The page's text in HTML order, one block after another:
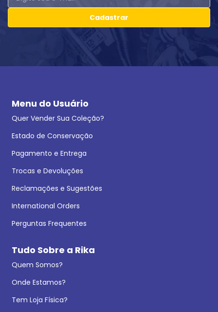
Cadastrar
Menu do Usuário
Quer Vender Sua Coleção?
Estado de Conservação
Pagamento e Entrega
Trocas e Devoluções
Reclamações e Sugestões
International Orders
Perguntas Frequentes
Tudo Sobre a Rika
Quem Somos?
Onde Estamos?
Tem Loja Física?